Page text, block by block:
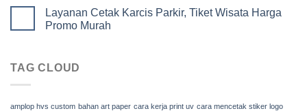
Layanan Cetak Karcis Parkir, Tiket Wisata Harga
Promo Murah
TAG CLOUD
amplop hvs custom bahan art paper cara kerja print uv cara mencetak stiker logo